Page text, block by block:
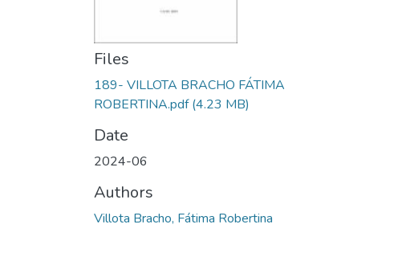
Files
189- VILLOTA BRACHO FÁTIMA
ROBERTINA.pdf(4.23 MB)
Date
2024-06
Authors
Villota Bracho, Fátima Robertina